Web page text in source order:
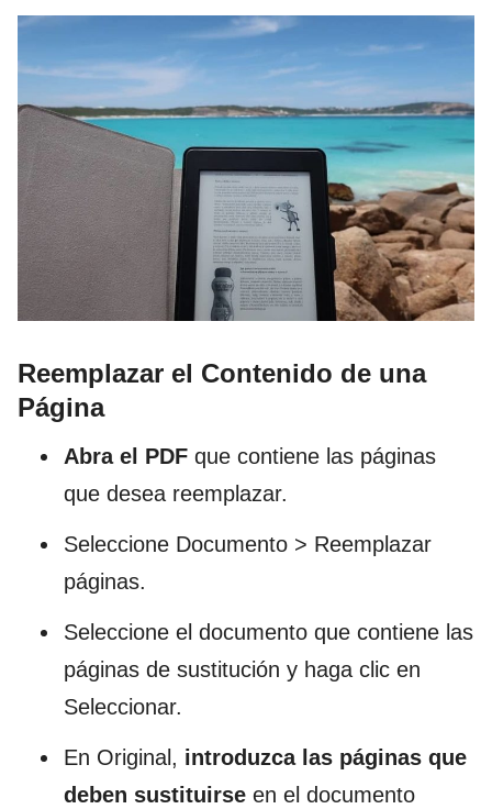
Reemplazar el Contenido de una
Página
Abra el PDF que contiene las páginas
que desea reemplazar.
Seleccione Documento > Reemplazar
páginas.
Seleccione el documento que contiene las
páginas de sustitución y haga clic en
Seleccionar.
En Original, introduzca las páginas que
deben sustituirse en el documento